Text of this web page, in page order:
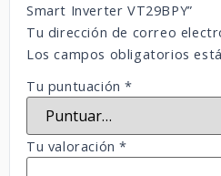
Smart Inverter VT29BPY”
Tu dirección de correo
Los campos obligatorios
Tu puntuación*
Tu valoración*